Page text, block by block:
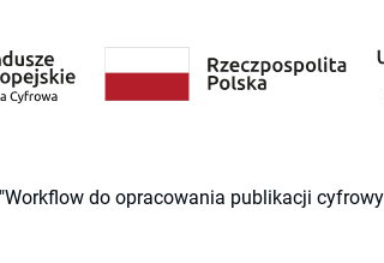
do opracowania publikacji